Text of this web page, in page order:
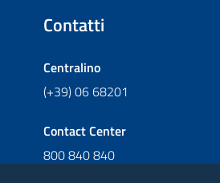
Contatti
Centralino
(+39) 06 68201
Contact Center
800 840 840